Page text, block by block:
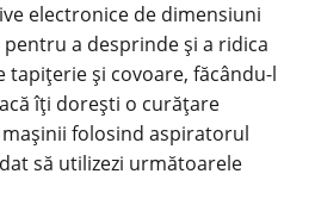
electronice de dimensiuni
a desprinde și a ridica
tapițerie și covoare, făcându-l
îți dorești o curățare
folosind aspiratorul
să utilizezi următoarele